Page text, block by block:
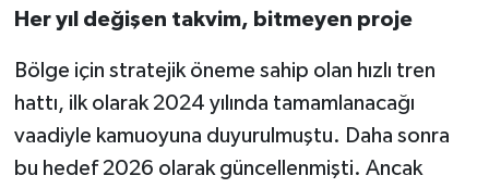
Her yıl değişen takvim, bitmeyen proje
Bölge için stratejik öneme sahip olan hızlı tren
hattı, ilk olarak 2024 yılında tamamlanacağı
vaadiyle kamuoyuna duyurulmuştu. Daha sonra
bu hedef 2026 olarak güncellenmişti. Ancak